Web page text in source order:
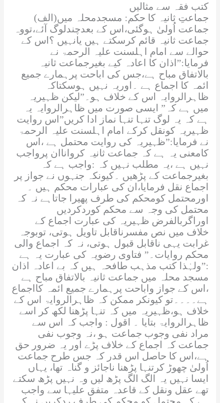
کتب فقہ سے مثالیں
(الف)جماعتِ ثانیہ کا حکم: مسجدمحلہ میں
جماعت اُولیٰ ہوگئی،اس کے بعدچندلوگ آئے،تووہ
جماعت ثانیہ قائم کرسکتے ہیں یانہیں ؟اس کے
حوالے سے امام اہلسنت علیہ الرحمۃ نے
فرمایا:”اذان کا اعادہ کیے بغیرجماعت ثانیہ
بالاتفاق مباح ہے،جس کی اباحت پرہمارے جمیع
ائمہ کا اجماع ہے ۔اوریہ نہیں ہوسکتاکہ
ظاہرالروایہ اس کے خلاف ہو۔”لیکن ظہیریہ
میں ہے کہ” ایسی صورت میں ظاہرالروایہ یہ
ہے کہ یہ لوگ تنہا تنہا نماز ادا کریں”اس روایت
ظہیریہ کونقل کرکے امام اہلسنت علیہ الرحمۃ
نے فرمایا:”ظہیریہ کی روایت محتمل ہے ،اس
کامعنی یہ ہے کہ جماعت ثانیہ کرواناان پرواجب
نہیں ہے ،یہ مطلب نہیں کہ :واجب ہے کہ
بغیرجماعت کے پڑھیں ۔کیونکہ جنہوں نے جواز پر
اجماع نقل فرمایا،ان کی عبارات محکم ہیں ۔
اورمحتمل کومحکم کی طرف پھیرا جاتاہے نہ کہ
محتمل کی وجہ سے محکم کوردکردیں
اوراگربالفرض ظہیریہ کی عبارت اجماع کے
خلاف میں نص مفسرناقابل تاویل ہوتی، توبوجہ
غرابت یہی ناقابل قبول ہوتی، نہ کہ اجماع والی
محکم روایات۔” فتاوی رضویہ کی عبارت یہ ہے
:”ولہٰذا کتب مذہب طافحہ ہیں کہ بے اعادہ اذان
مسجد محلہ میں جماعت ثانیہ بالاتفاق مباح ہے
،اس کے جواز واباحت پرہمارے جمیع ائمہ کااجماع
ہے۔۔۔۔تو کیونکر ممکن کہ ظاہرالروایۃ اس کے
خلاف ہو،ظہیریہ میں کہ تنہا پڑھنا لکھ کر اسے
ظاہرالروایۃ بتایا ۔ اقول : واجب کہ اس سے
مراد نفی وجوب جماعت ہو ،نہ وجوب نفی
جماعت کہ اجماع کے خلاف پڑے اور یہ ضرور حق
ہے،اس کا حاصل اس قدر کہ جس طرح جماعت
اُولیٰ چھوڑ کرتنہا پڑھنا ناجائز و گناہ تھا، یہاں
ایسا نہیں یہ الگ الگ پڑھ لیں وہ نہیں پڑھ سکتے
تھے عقل ونقل کے قاعدہ متفق علیہا سے واجب